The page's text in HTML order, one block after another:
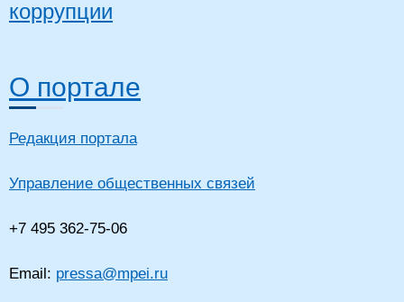
коррупции
О портале
Редакция портала
Управление общественных связей
+7 495 362-75-06
Email: pressa@mpei.ru